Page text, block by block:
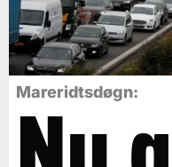
Mareridtsdøgn: